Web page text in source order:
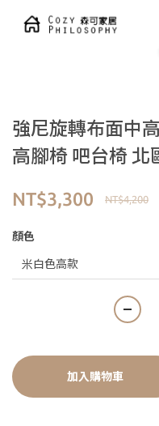
強尼旋轉布面中
高腳椅 吧台椅 北
NT$4,200
NT$3,300
顏色
加入購物車